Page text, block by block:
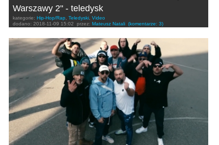
Warszawy 2" - teledysk
kategorie: Hip-Hop/Rap Teledyski Video
dodano: 2018-11-09 15:02 przez: Mateusz Natali (komentarze: 3)